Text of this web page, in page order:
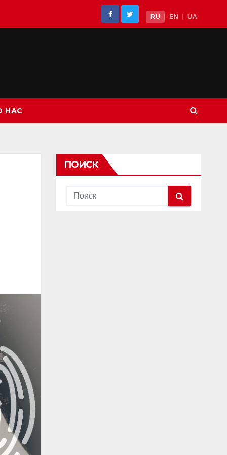
RU EN UA
НАС
ПОИСК